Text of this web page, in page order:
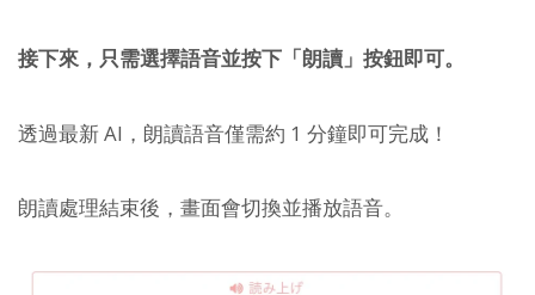
接下來，只需選擇語音並按下「朗讀」按鈕即可。
透過最新 AI，朗讀語音僅需約 1 分鐘即可完成！
朗讀處理結束後，畫面會切換並播放語音。